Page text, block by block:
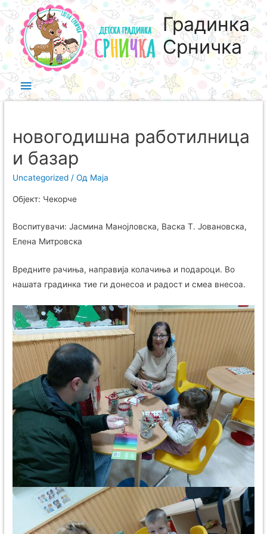
Градинка
Срничка
новогодишна работилница
и базар
Uncategorized / Од Maja
Објект: Чекорче
Воспитувачи: Јасмина Манојловска, Васка Т. Јовановска,
Елена Митровска
Вредните рачиња, направија колачиња и подароци. Во
нашата градинка тие ги донесоа и радост и смеа внесоа.